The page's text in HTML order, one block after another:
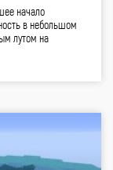
начало
в небольшом
лутом на